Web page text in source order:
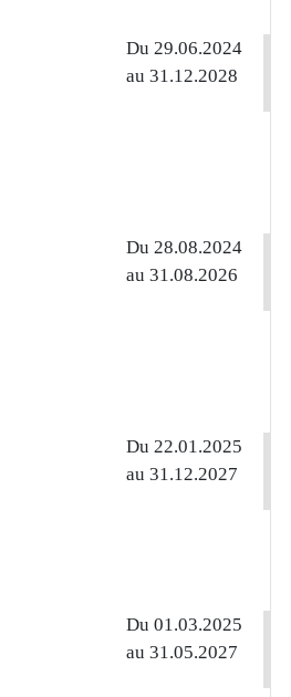
Du 29.06.2024
au 31.12.2028
Du 28.08.2024
au 31.08.2026
Du 22.01.2025
au 31.12.2027
Du 01.03.2025
au 31.05.2027